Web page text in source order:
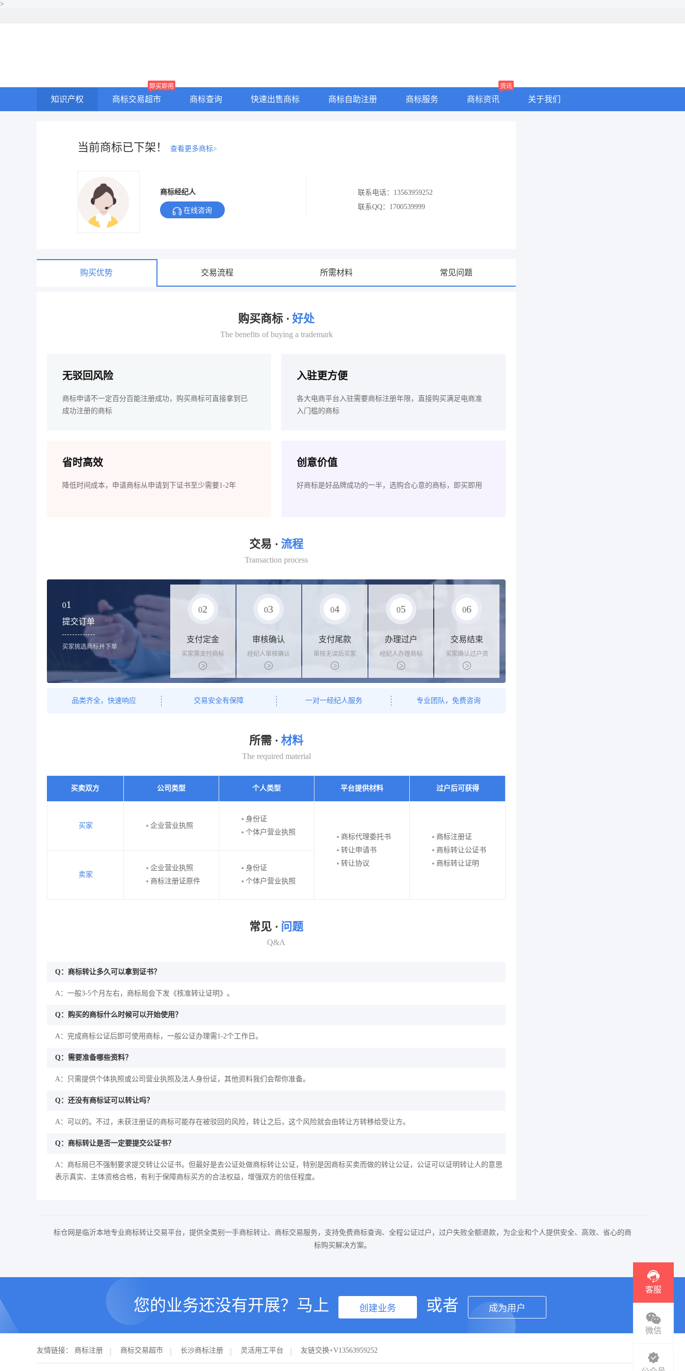
>
知识产权 商标交易超市
即买即用
商标查询 快速出售商标 商标自助注册 商标服务 商标资讯
资讯
关于我们
当前商标已下架！ 查看更多商标>
商标经纪人
在线咨询
联系电话：13563959252
联系QQ：1700539999
购买优势 交易流程 所需材料 常见问题
购买商标 · 好处
The benefits of buying a trademark
无驳回风险
商标申请不一定百分百能注册成功，购买商标可直接拿到已
成功注册的商标
入驻更方便
各大电商平台入驻需要商标注册年限，直接购买满足电商准
入门槛的商标
省时高效
降低时间成本，申请商标从申请到下证书至少需要1-2年
创意价值
好商标是好品牌成功的一半，选购合心意的商标，即买即用
交易 · 流程
Transaction process
01
提交订单
买家挑选商标并下单
02
支付定金
买家需支付商标
标价的10%的购
买订金
03
审核确认
经纪人审核确认
商标状态
04
支付尾款
审核无误后买家
支付尾款，卖家
办理相关手续
05
办理过户
经纪人办理商标
转让手续，交付
相关证书
06
交易结束
买家确认过户资
料后，平台解冻
资金支付卖家
品类齐全，快速响应 交易安全有保障 一对一经纪人服务 专业团队，免费咨询
所需 · 材料
The required material
买卖双方 公司类型 个人类型 平台提供材料 过户后可获得
买家 企业营业执照
身份证
个体户营业执照
商标代理委托书
转让申请书
转让协议
商标注册证
商标转让公证书
商标转让证明
卖家
企业营业执照
商标注册证原件
身份证
个体户营业执照
常见 · 问题
Q&A
Q：商标转让多久可以拿到证书？
A：一般3-5个月左右，商标局会下发《核准转让证明》。
Q：购买的商标什么时候可以开始使用？
A：完成商标公证后即可使用商标，一般公证办理需1-2个工作日。
Q：需要准备哪些资料？
A：只需提供个体执照或公司营业执照及法人身份证，其他资料我们会帮你准备。
Q：还没有商标证可以转让吗？
A：可以的。不过，未获注册证的商标可能存在被驳回的风险，转让之后，这个风险就会由转让方转移给受让方。
Q：商标转让是否一定要提交公证书？
A：商标局已不强制要求提交转让公证书。但最好是去公证处做商标转让公证，特别是因商标买卖而做的转让公证，公证可以证明转让人的意思
表示真实、主体资格合格，有利于保障商标买方的合法权益，增强双方的信任程度。
标仓网是临沂本地专业商标转让交易平台，提供全类别一手商标转让、商标交易服务，支持免费商标查询、全程公证过户，过户失败全额退款，为企业和个人提供安全、高效、省心的商
标购买解决方案。
您的业务还没有开展？马上 创建业务 或者 成为用户
友情链接： 商标注册 商标交易超市 长沙商标注册 灵活用工平台 友链交换+V13563959252
客服
微信